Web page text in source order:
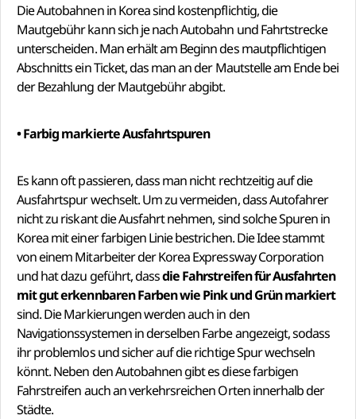
Die Autobahnen in Korea sind kostenpflichtig, die
Mautgebühr kann sich je nach Autobahn und Fahrtstrecke
unterscheiden. Man erhält am Beginn des mautpflichtigen
Abschnitts ein Ticket, das man an der Mautstelle am Ende bei
der Bezahlung der Mautgebühr abgibt.
• Farbig markierte Ausfahrtspuren
Es kann oft passieren, dass man nicht rechtzeitig auf die
Ausfahrtspur wechselt. Um zu vermeiden, dass Autofahrer
nicht zu riskant die Ausfahrt nehmen, sind solche Spuren in
Korea mit einer farbigen Linie bestrichen. Die Idee stammt
von einem Mitarbeiter der Korea Expressway Corporation
und hat dazu geführt, dassdie Fahrstreifen für Ausfahrten
mit gut erkennbaren Farben wie Pink und Grün markiert
sind. Die Markierungen werden auch in den
Navigationssystemen in derselben Farbe angezeigt, sodass
ihr problemlos und sicher auf die richtige Spur wechseln
könnt. Neben den Autobahnen gibt es diese farbigen
Fahrstreifen auch an verkehrsreichen Orten innerhalb der
Städte.